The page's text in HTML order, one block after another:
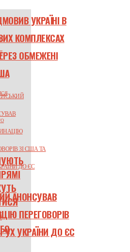
УКРАЇНІ В
КОМПЛЕКСАХ
ОБМЕЖЕНІ
АНОНСУВАВ
ПЕРЕГОВОРІВ
УКРАЇНИ ДО ЄС